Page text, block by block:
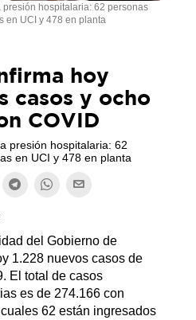
hospitalaria: 62 personas
en UCI y 478 en planta
hoy
casos y ocho
COVID
presión hospitalaria: 62
en UCI y 478 en planta
del Gobierno de
1.228 nuevos casos de
El total de casos
es de 274.166 con
62 están ingresados